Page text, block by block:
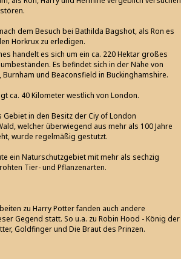
dem Besuch bei Bathilda Bagshot, als Ron es
Horkrux zu erledigen.
handelt es sich um ein ca. 220 Hektar großes
Es befindet sich in der Nähe von
Burnham und Beaconsfield in Buckinghamshire.
ca. 40 Kilometer westlich von London.
Gebiet in den Besitz der Ciy of London
welcher überwiegend aus mehr als 100 Jahre
wurde regelmäßig gestutzt.
ein Naturschutzgebiet mit mehr als sechzig
Tier- und Pflanzenarten.
zu Harry Potter fanden auch andere
Gegend statt. So u.a. zu Robin Hood - König der
Goldfinger und Die Braut des Prinzen.